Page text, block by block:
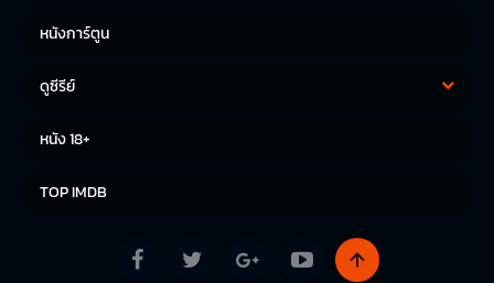
หนังการ์ตูน
ดูซีรีย์
หนัง 18+
TOP IMDB